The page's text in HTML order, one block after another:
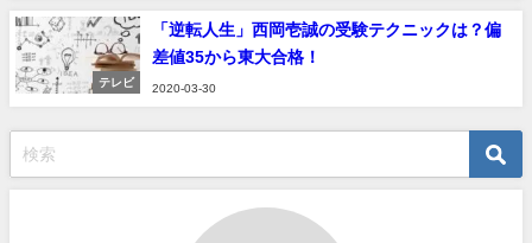
テレビ
「逆転人生」西岡壱誠の受験テクニックは？偏
差値35から東大合格！
2020-03-30